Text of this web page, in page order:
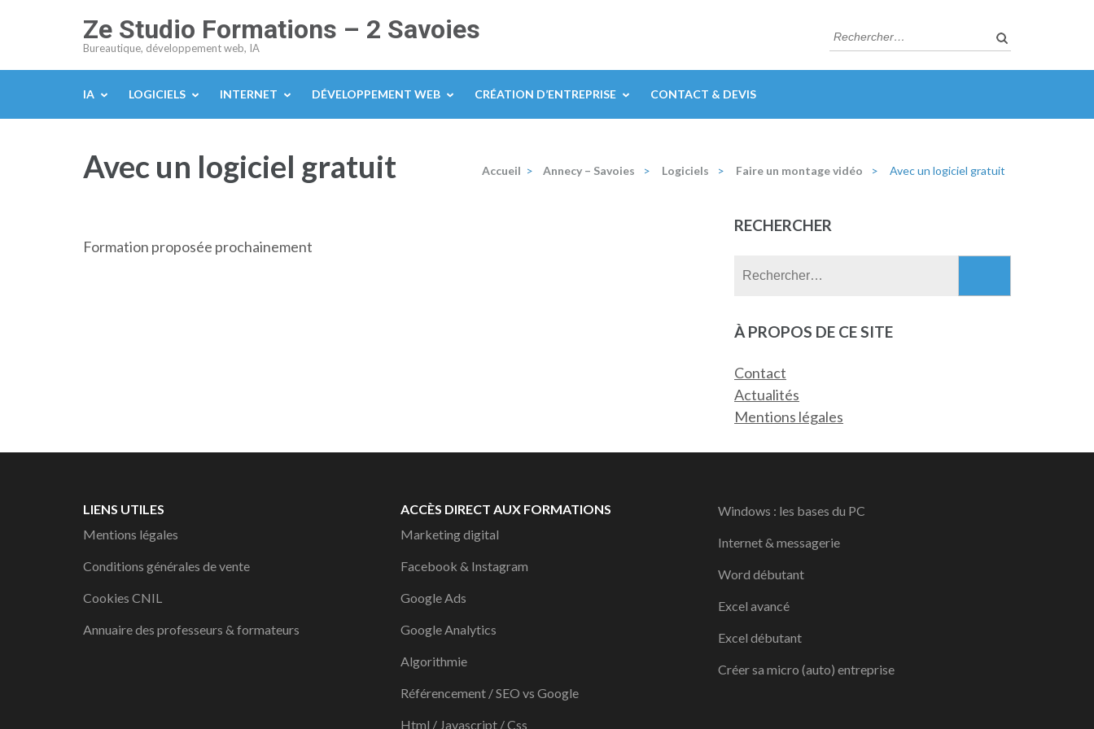
(Pressez
Ze Studio Formations – 2 Savoies
Bureautique, développement web, IA
Rechercher :
IA LOGICIELS INTERNET DÉVELOPPEMENT WEB CRÉATION D’ENTREPRISE CONTACT & DEVIS
Avec un logiciel gratuit Accueil > Annecy – Savoies > Logiciels > Faire un montage vidéo > Avec un logiciel gratuit
Formation proposée prochainement
RECHERCHER
À PROPOS DE CE SITE
Contact
Actualités
Mentions légales
LIENS UTILES
Mentions légales
Conditions générales de vente
Cookies CNIL
Annuaire des professeurs & formateurs
ACCÈS DIRECT AUX FORMATIONS
Marketing digital
Facebook & Instagram
Google Ads
Google Analytics
Algorithmie
Référencement / SEO vs Google
Html / Javascript / Css
Windows : les bases du PC
Internet & messagerie
Word débutant
Excel avancé
Excel débutant
Créer sa micro (auto) entreprise